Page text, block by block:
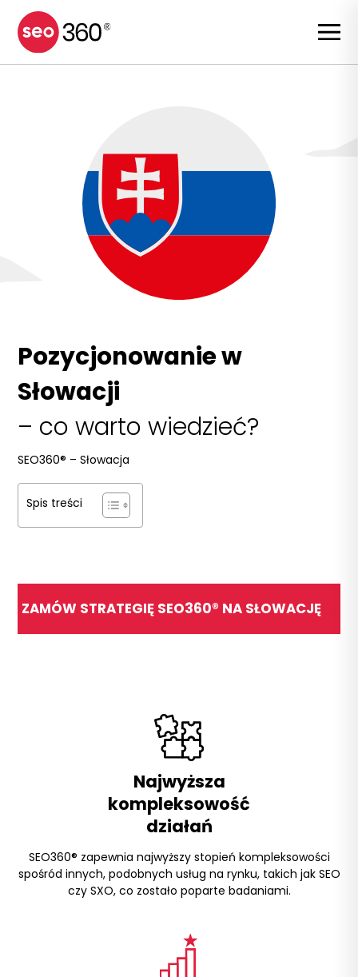
Pozycjonowanie w
Słowacji
– co warto wiedzieć?
SEO360® –Słowacja
Spis treści
ZAMÓW STRATEGIĘ SEO360® NA SŁOWACJĘ
Najwyższa
kompleksowość
działań
SEO360® zapewnia najwyższy stopień kompleksowości
spośród innych, podobnych usług na rynku, takich jak SEO
czy SXO, co zostało poparte badaniami.